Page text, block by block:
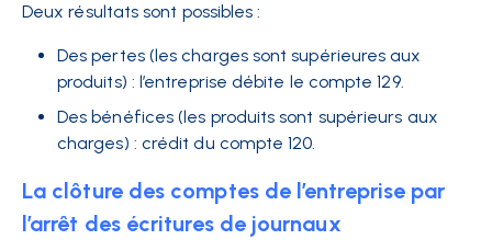
Deux résultats sont possibles :
Des pertes (les charges sont supérieures aux
produits) : l’entreprise débite le compte 129.
Des bénéfices (les produits sont supérieurs aux
charges) : crédit du compte 120.
La clôture des comptes de l’entreprise par
l’arrêt des écritures de journaux